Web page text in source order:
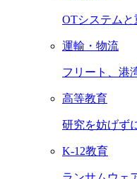
OTシステムと
運輸・物流
フリート、港
高等教育
研究を妨げず
K-12教育